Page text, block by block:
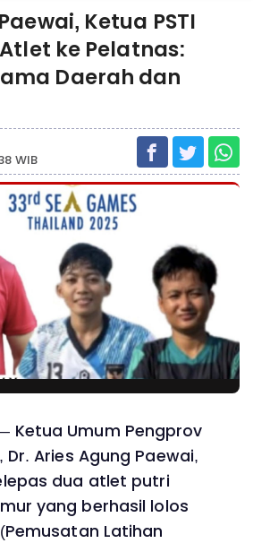
Ketua PSTI
ke Pelatnas:
Daerah dan
WIB
— Ketua Umum Pengprov
Dr. Aries Agung Paewai,
dua atlet putri
yang berhasil lolos
Latihan